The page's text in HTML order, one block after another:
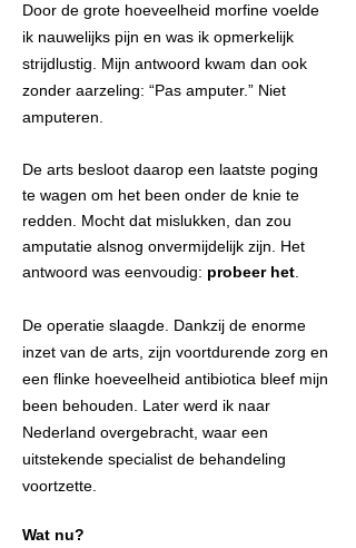
Door de grote hoeveelheid morfine voelde
ik nauwelijks pijn en was ik opmerkelijk
strijdlustig. Mijn antwoord kwam dan ook
zonder aarzeling: “Pas amputer.” Niet
amputeren.
De arts besloot daarop een laatste poging
te wagen om het been onder de knie te
redden. Mocht dat mislukken, dan zou
amputatie alsnog onvermijdelijk zijn. Het
antwoord was eenvoudig: probeer het
De operatie slaagde. Dankzij de enorme
inzet van de arts, zijn voortdurende zorg en
een flinke hoeveelheid antibiotica bleef mijn
been behouden. Later werd ik naar
Nederland overgebracht, waar een
uitstekende specialist de behandeling
voortzette.
Wat nu?